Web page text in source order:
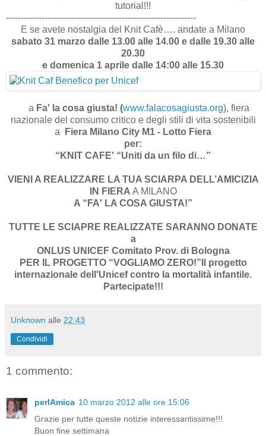
tutorial!!!
----------------------------------------------------------------
E se avete nostalgia del Knit Cafè…. andate a Milano
sabato 31 marzo dalle 13.00 alle 14.00 e dalle 19.30 alle
20.30
e domenica 1 aprile dalle 14:00 alle 15.30
a Fa' la cosa giusta! (www.falacosagiusta.org), fiera
nazionale del consumo critico e degli stili di vita sostenibili
a
Fiera Milano City M1 - Lotto Fiera
per:
“KNIT CAFE' “Uniti da un filo di…”
VIENI A REALIZZARE LA TUA SCIARPA DELL’AMICIZIA
IN FIERA A MILANO
A “FA' LA COSA GIUSTA!”
TUTTE LE SCIAPRE REALIZZATE SARANNO DONATE
a
ONLUS UNICEF Comitato Prov. di Bologna
PER IL PROGETTO “VOGLIAMO ZERO!” Il progetto
internazionale dell'Unicef contro la mortalità infantile.
Partecipate!!!
Unknown alle 22:43
Condividi
1 commento:
perlAmica 10 marzo 2012 alle ore 15:06
Grazie per tutte queste notizie interessantissime!!!
Buon fine settimana